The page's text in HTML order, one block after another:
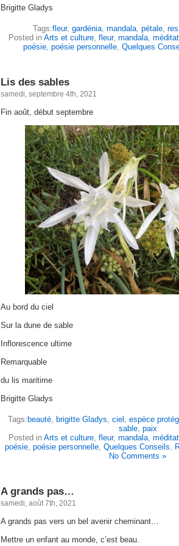
Brigitte Gladys
Tags:fleur, gardénia, mandala, pétale,
Posted in Arts et culture, fleur, mandala,
poésie poésie personnelle Quelques
Lis des sables
samedi, septembre 4th, 2021
Fin août, début septembre
Au bord du ciel
Sur la dune de sable
Inflorescence ultime
Remarquable
du lis maritime
Brigitte Gladys
Tags: beauté, brigitte Gladys, ciel , espèce
sable, paix
Posted in Arts et culture, fleur, mandala,
poésie, poésie personnelle, Quelques Conseils,
No Comments »
A grands pas…
samedi, août 7th, 2021
A grands pas vers un bel avenir cheminant…
Mettre un enfant au monde, c’est beau.